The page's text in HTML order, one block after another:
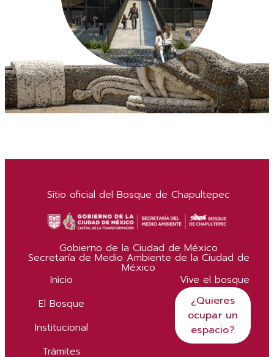
Sitio oficial del Bosque de Chapultepec
Gobierno de la Ciudad de México
Secretaría de Medio Ambiente de la Ciudad de
México
Inicio
El Bosque
Institucional
Trámites
Vive el bosque
¿Quieres
ocupar un
espacio?